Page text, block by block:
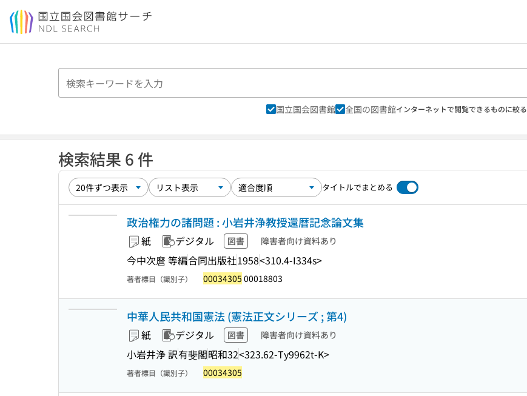
本文へ移動
国立国会図書館 全国の図書館インターネットで閲覧できるものに絞る
検索結果 6 件
タイトルでまとめる
政治権力の諸問題 : 小岩井浄教授還暦記念論文集
紙 デジタル 図書 障害者向け資料あり
今中次麿 等編合同出版社1958<310.4-I334s>
著者標目（識別子） 00034305 00018803
中華人民共和国憲法 (憲法正文シリーズ ; 第4)
紙 デジタル 図書 障害者向け資料あり
小岩井浄 訳有斐閣昭和32<323.62-Ty9962t-K>
著者標目（識別子） 00034305